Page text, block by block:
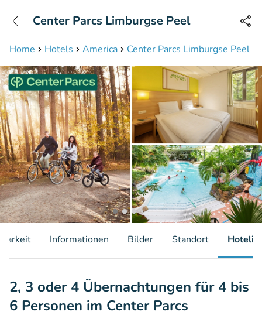
Erreichbar bis 23:00 Uhr (max 0,09€/Min)
Home Hotels America Center Parcs Limburgse Peel
Center Parcs Limburgse Peel
Informationen Bilder Standort
2, 3 oder 4 Übernachtungen für 4 bis
6 Personen im Center Parcs